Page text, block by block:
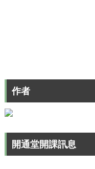
作者
開通堂開課訊息